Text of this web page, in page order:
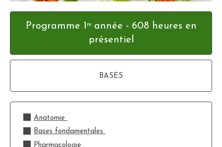
Programme 1ʳᵉ année - 608 heures en
présentiel
BASES
Anatomie
Bases fondamentales
Pharmacologie